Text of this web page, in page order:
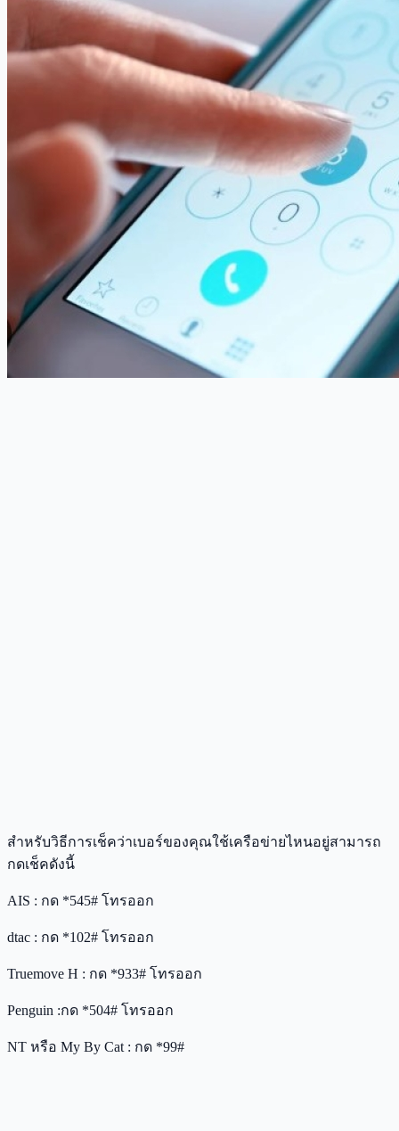
สำหรับวิธีการเช็คว่าเบอร์ของคุณใช้เครือข่ายไหนอยู่สามารถ
กดเช็คดังนี้
AIS : กด *545# โทรออก
dtac : กด *102# โทรออก
Truemove H : กด *933# โทรออก
Penguin :กด *504# โทรออก
NT หรือ My By Cat : กด *99#